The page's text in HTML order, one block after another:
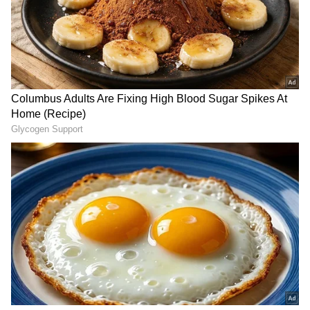
ಇದು ವಿಯು ಗ್ರೂಪ್‌ನ ಸಿಇಒ ಮತ್ತು ಅಧ್ಯಕ್ಷೆ, 1000 ಕೋಟಿ
ರೂಪಾಯಿ ಕಂಪನಿಯ ಮಾಲೀಕ ಮತ್ತು ದೇಶದ ಯುವ
ಉದ್ಯಮಿ ದೇವಿತಾ ಸರಾಫ್ ಬಗ್ಗೆ ಮಾತನಾಡುತ್ತಿದ್ದೇವೆ.
ಫಾರ್ಚೂನ್ ಇಂಡಿಯಾ (2019) ರ ಪ್ರಕಾರ ಭಾರತದ 50
ಅತ್ಯಂತ ಶಕ್ತಿಶಾಲಿ ಮಹಿಳೆಯರ ಪಟ್ಟಿಯಲ್ಲಿ ಈಕೆ ಕೂಡ
ಒಬ್ಬಳು. ದೇಶದ ಮಹಿಳಾ ಬಿಲಿಯನೇರ್ ಉದ್ಯಮಿಗಳಲ್ಲಿ
ಒಬ್ಬಾಕೆ.